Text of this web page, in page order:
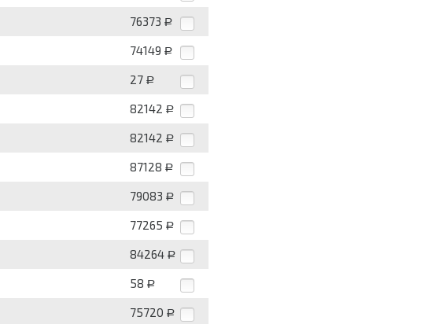
76373 Р
74149 Р
27 Р
82142 Р
82142 Р
87128 Р
79083 Р
77265 Р
84264 Р
58 Р
75720 Р